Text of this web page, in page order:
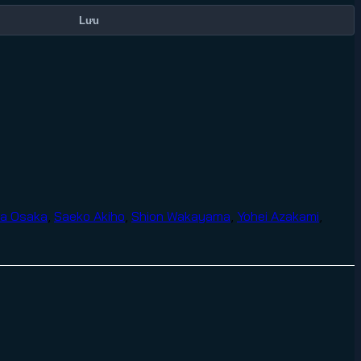
Lưu
Osaka Saeko Akiho Shion Wakayama Yohei Azakami